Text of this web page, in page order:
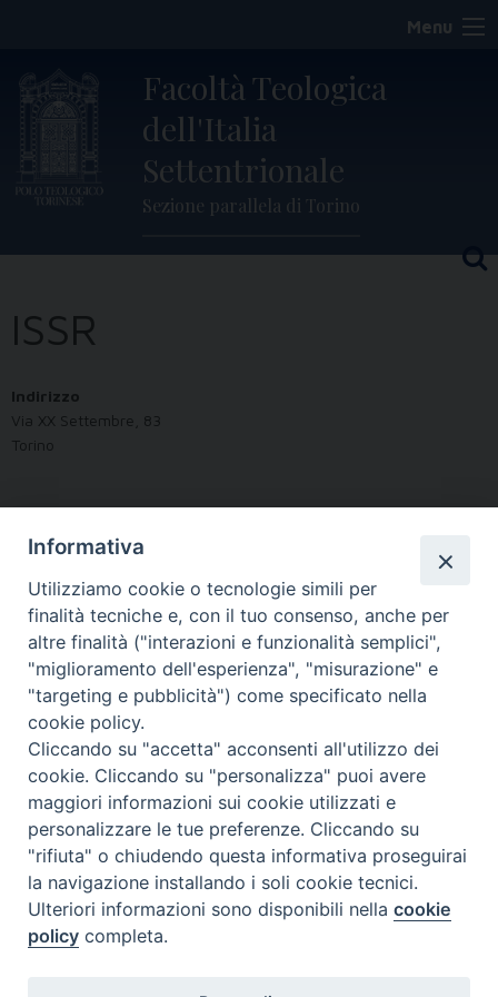
content
Menu
Facoltà Teologica
dell'Italia
Settentrionale
Sezione parallela di Torino
ISSR
Indirizzo
Via XX Settembre, 83
Torino
Italia
Prossimi eventi
Non ci sono eventi in questo luogo
FONDAZIONE POLO TEOLOGICO
TORINESE
Informativa
Utilizziamo cookie o tecnologie simili per
finalità tecniche e, con il tuo consenso, anche per
altre finalità ("interazioni e funzionalità semplici",
"miglioramento dell'esperienza", "misurazione" e
"targeting e pubblicità") come specificato nella
cookie policy.
Cliccando su "accetta" acconsenti all'utilizzo dei
cookie. Cliccando su "personalizza" puoi avere
maggiori informazioni sui cookie utilizzati e
personalizzare le tue preferenze. Cliccando su
"rifiuta" o chiudendo questa informativa proseguirai
la navigazione installando i soli cookie tecnici.
Ulteriori informazioni sono disponibili nellacookie
policy completa.